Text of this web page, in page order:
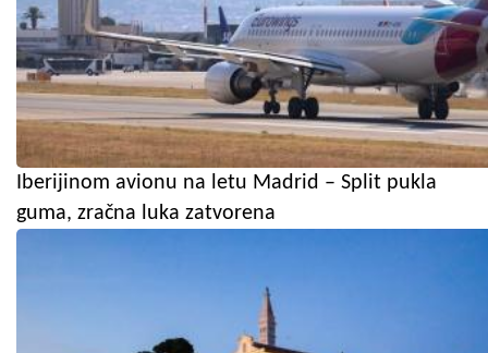
Iberijinom avionu na letu Madrid – Split pukla
guma, zračna luka zatvorena